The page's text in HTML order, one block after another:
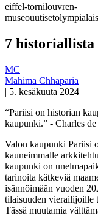
eiffel-tornilouvren-
museouutiset
7 historiallista
MC
Mahima Chhaparia
| 5. kesäkuuta 2024
“Pariisi on historian
kaupunki.” - Charles
Valon kaupunki Pariisi
kauneimmalle
kaupunki on
tarinoita kätkeviä
isännöimään vuoden
tilaisuuden vierailijoille
Tässä muutamia